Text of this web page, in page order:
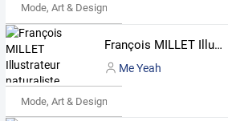
Mode, Art & Design
François MILLET Illustrateur naturaliste Normandie, peintre illustrateur nature animalier & documents pédagogiques scientifiques
Me Yeah
Mode, Art & Design